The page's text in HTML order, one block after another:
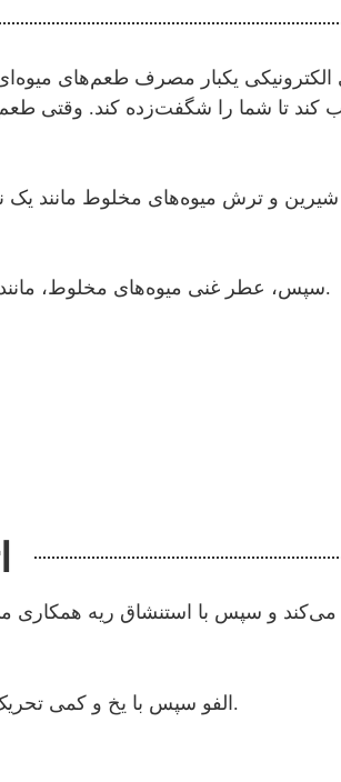
کند تا شما را شگفت‌زده کند. وقتی
※ سپس، عطر غنی میوه‌های مخلوط، مانند عطر یک دسته گل، به صورتتان می‌خورد و شما را مست عطر گل‌ها و احساس موهبت و زیبایی طبیعت می‌کند.
الفو سپس با یخ و کمی تحریک نیکوتین همراه می‌شود، باور کنید عاشق این حس خواهید شد و دیگر سیگارهای سنتی را دوست نخواهید داشت.